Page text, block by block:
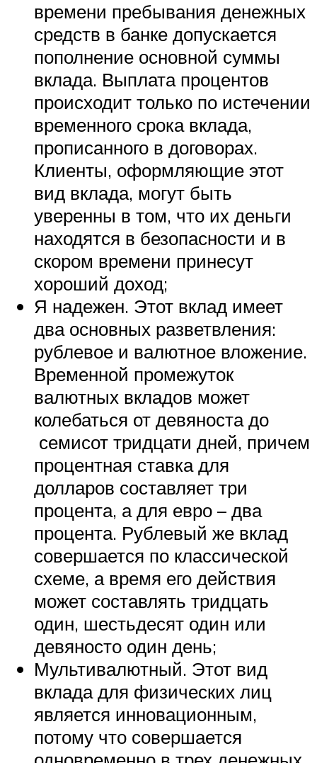
времени пребывания денежных
средств в банке допускается
пополнение основной суммы
вклада. Выплата процентов
происходит только по истечении
временного срока вклада,
прописанного в договорах.
Клиенты, оформляющие этот
вид вклада, могут быть
уверенны в том, что их деньги
находятся в безопасности и в
скором времени принесут
хороший доход;
Я надежен. Этот вклад имеет
два основных разветвления:
рублевое и валютное вложение.
Временной промежуток
валютных вкладов может
колебаться от девяноста до
семисот тридцати дней, причем
процентная ставка для
долларов составляет три
процента, а для евро – два
процента. Рублевый же вклад
совершается по классической
схеме, а время его действия
может составлять тридцать
один, шестьдесят один или
девяносто один день;
Мультивалютный. Этот вид
вклада для физических лиц
является инновационным,
потому что совершается